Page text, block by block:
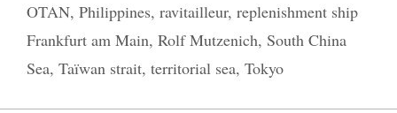
OTAN, Philippines, ravitailleur, replenishment ship
Frankfurt am Main, Rolf Mutzenich, South China
Sea, Taïwan strait, territorial sea, Tokyo